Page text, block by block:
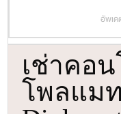
อัพเด
เช่าคอน
โพลแม